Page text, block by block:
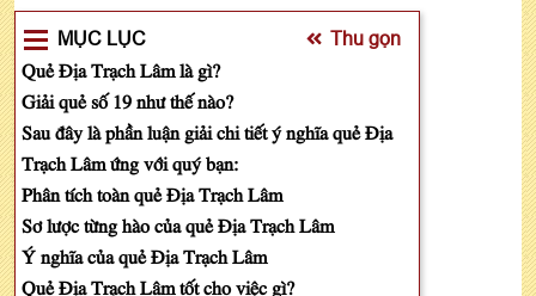
MỤC LỤC Thu gọn
Quẻ Địa Trạch Lâm là gì?
Giải quẻ số 19 như thế nào?
Sau đây là phần luận giải chi tiết ý nghĩa quẻ Địa
Trạch Lâm ứng với quý bạn:
Phân tích toàn quẻ Địa Trạch Lâm
Sơ lược từng hào của quẻ Địa Trạch Lâm
Ý nghĩa của quẻ Địa Trạch Lâm
Quẻ Địa Trạch Lâm tốt cho việc gì?